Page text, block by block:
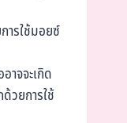
ารใช้มอยซ์
าจจะเกิด
วยการใช้